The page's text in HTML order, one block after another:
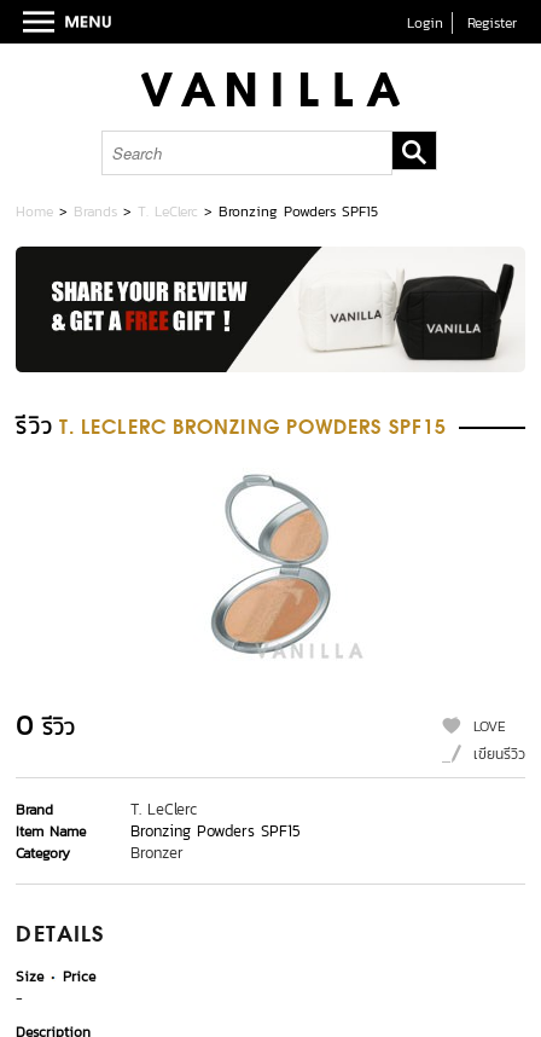
Login Register
Home > Brands >T. LeClerc >Bronzing Powders SPF15
รีวิว T. LECLERC BRONZING POWDERS SPF15
0 รีวิว
LOVE
เขียนรีวิว
Brand T. LeClerc
Item Name Bronzing Powders SPF15
Category Bronzer
DETAILS
Size
Price
-
Description